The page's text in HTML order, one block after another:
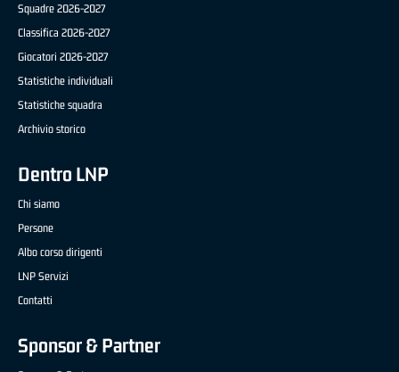
Squadre 2026-2027
Classifica 2026-2027
Giocatori 2026-2027
Statistiche individuali
Statistiche squadra
Archivio storico
Dentro LNP
Chi siamo
Persone
Albo corso dirigenti
LNP Servizi
Contatti
Sponsor & Partner